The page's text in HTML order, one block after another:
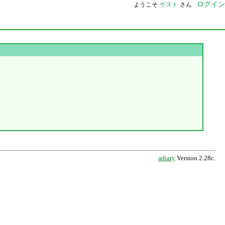
ようこそ ゲスト さん ログイン
adiary Version 2.28c.